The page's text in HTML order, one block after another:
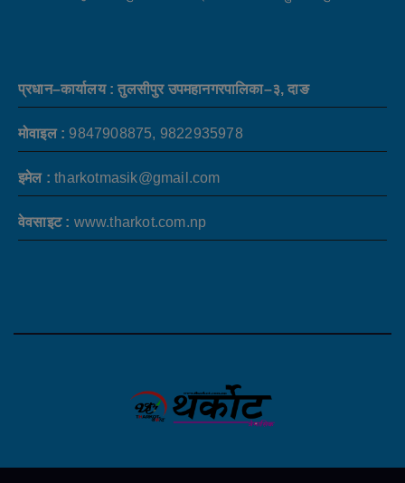
प्रधान–कार्यालय : तुलसीपुर उपमहानगरपालिका–३, दाङ
मोवाइल : 9847908875, 9822935978
इमेल :tharkotmasik@gmail.com
वेवसाइट : www.tharkot.com.np